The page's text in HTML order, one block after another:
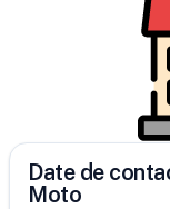
Date de
Moto